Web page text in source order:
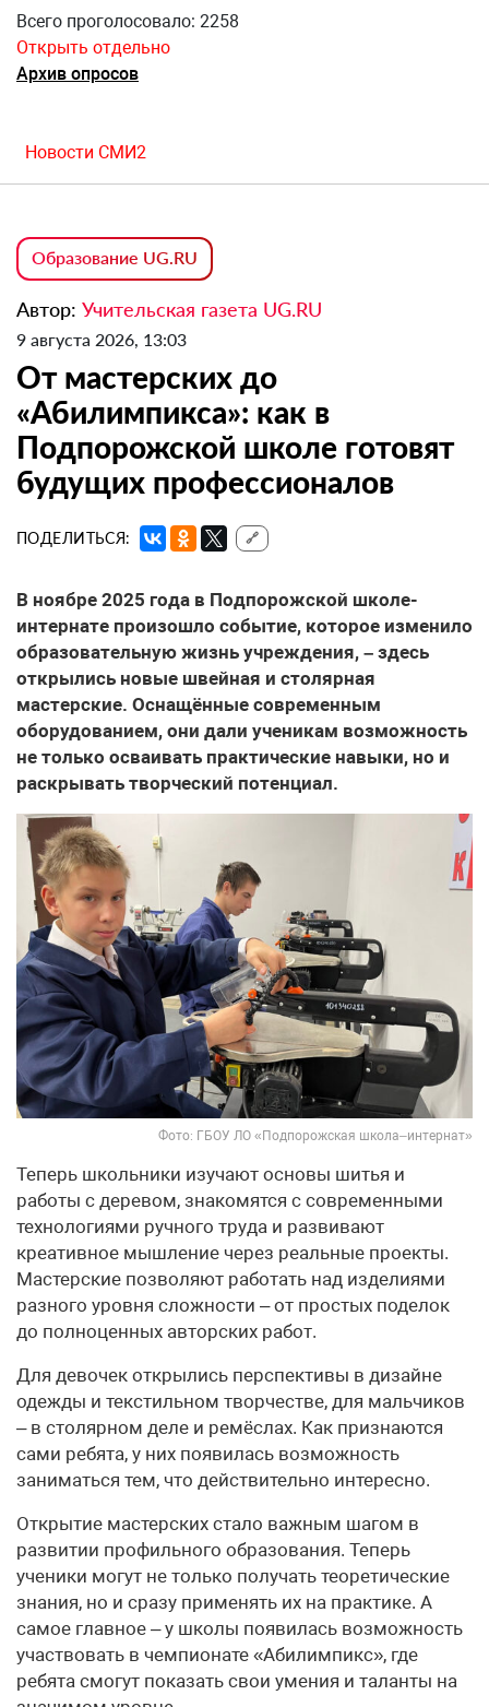
Всего проголосовало: 2258
Открыть отдельно
Архив опросов
Новости СМИ2
Образование UG.RU
Автор: Учительская газета UG.RU
9 августа 2026, 13:03
От мастерских до
«Абилимпикса»: как в
Подпорожской школе готовят
будущих профессионалов
ПОДЕЛИТЬСЯ: 🔗
В ноябре 2025 года в Подпорожской школе-
интернате произошло событие, которое изменило
образовательную жизнь учреждения, – здесь
открылись новые швейная и столярная
мастерские. Оснащённые современным
оборудованием, они дали ученикам возможность
не только осваивать практические навыки, но и
раскрывать творческий потенциал.
Фото: ГБОУ ЛО «Подпорожская школа–интернат»
Теперь школьники изучают основы шитья и
работы с деревом, знакомятся с современными
технологиями ручного труда и развивают
креативное мышление через реальные проекты.
Мастерские позволяют работать над изделиями
разного уровня сложности – от простых поделок
до полноценных авторских работ.
Для девочек открылись перспективы в дизайне
одежды и текстильном творчестве, для мальчиков
– в столярном деле и ремёслах. Как признаются
сами ребята, у них появилась возможность
заниматься тем, что действительно интересно.
Открытие мастерских стало важным шагом в
развитии профильного образования. Теперь
ученики могут не только получать теоретические
знания, но и сразу применять их на практике. А
самое главное – у школы появилась возможность
участвовать в чемпионате «Абилимпикс», где
ребята смогут показать свои умения и таланты на